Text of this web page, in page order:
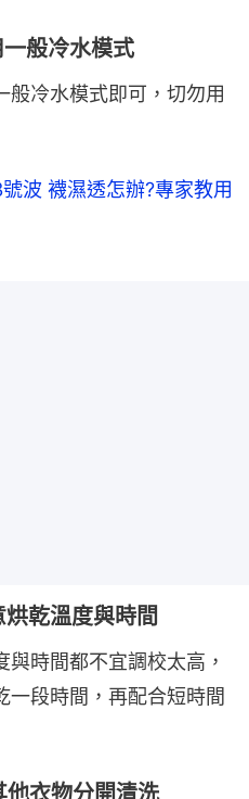
般冷水模式
般冷水模式即可，切勿用
波 襪濕透怎辦?專家教用
乾溫度與時間
時間都不宜調校太高，
一段時間，再配合短時間
衣物分開清洗